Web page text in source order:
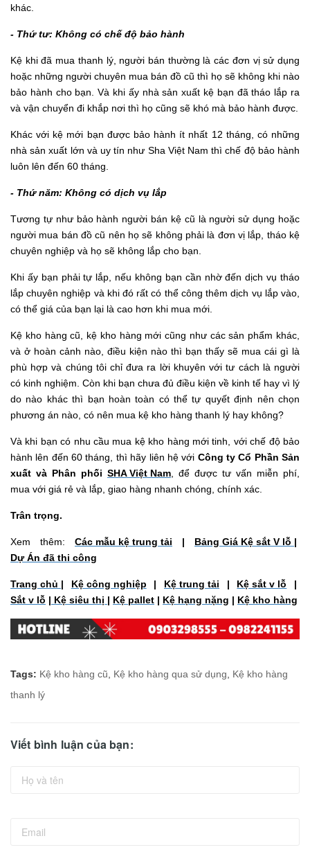
khác.
- Thứ tư: Không có chế độ bảo hành
Kệ khi đã mua thanh lý, người bán thường là các đơn vị sử dụng
hoặc những người chuyên mua bán đồ cũ thì họ sẽ không khi nào
bảo hành cho bạn. Và khi ấy nhà sản xuất kệ bạn đã tháo lắp ra
và vận chuyển đi khắp nơi thì họ cũng sẽ khó mà bảo hành được.
Khác với kệ mới bạn được bảo hành ít nhất 12 tháng, có những
nhà sản xuất lớn và uy tín như Sha Việt Nam thì chế độ bảo hành
luôn lên đến 60 tháng.
- Thứ năm: Không có dịch vụ lắp
Tương tự như bảo hành người bán kệ cũ là người sử dụng hoặc
người mua bán đồ cũ nên họ sẽ không phải là đơn vị lắp, tháo kệ
chuyên nghiệp và họ sẽ không lắp cho bạn.
Khi ấy bạn phải tự lắp, nếu không bạn cần nhờ đến dịch vụ tháo
lắp chuyên nghiệp và khi đó rất có thể công thêm dịch vụ lắp vào,
có thể giá của bạn lại là cao hơn khi mua mới.
Kệ kho hàng cũ, kệ kho hàng mới cũng như các sản phẩm khác,
và ở hoàn cảnh nào, điều kiện nào thì bạn thấy sẽ mua cái gì là
phù hợp và chúng tôi chỉ đưa ra lời khuyên với tư cách là người
có kinh nghiệm. Còn khi bạn chưa đủ điều kiện về kinh tế hay vì lý
do nào khác thì bạn hoàn toàn có thể tự quyết định nên chọn
phương án nào, có nên mua kệ kho hàng thanh lý hay không?
Và khi bạn có nhu cầu mua kệ kho hàng mới tinh, với chế độ bảo
hành lên đến 60 tháng, thì hãy liên hệ với Công ty Cổ Phần Sản
xuất và Phân phối SHA Việt Nam , để được tư vấn miễn phí,
mua với giá rẻ và lắp, giao hàng nhanh chóng, chính xác.
Trân trọng.
Xem thêm: Các mẫu kệ trung tải | Bảng Giá Kệ sắt V lỗ |
Dự Án đã thi công
Trang chủ | Kệ công nghiệp | Kệ trung tải | Kệ sắt v lỗ |
Sắt v lỗ | Kệ siêu thị | Kệ pallet | Kệ hạng nặng | Kệ kho hàng
Tags: Kệ kho hàng cũ Kệ kho hàng qua sử dụng
Kệ kho hàng
thanh lý
Viết bình luận của bạn: